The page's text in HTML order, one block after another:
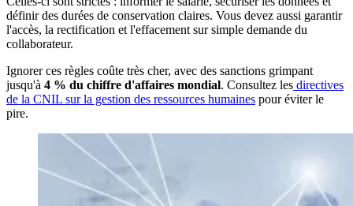
définir des durées de conservation claires. Vous devez aussi garantir
l'accès, la rectification et l'effacement sur simple demande du
collaborateur.
Ignorer ces règles coûte très cher, avec des sanctions grimpant
jusqu'à 4 % du chiffre d'affaires mondial. Consultez les directives
de la CNIL sur la gestion des ressources humaines pour éviter le
pire.